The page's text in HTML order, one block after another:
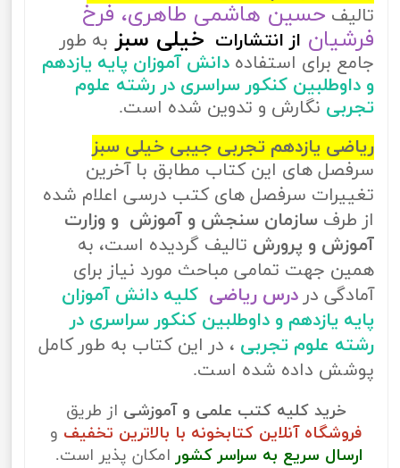
تالیف حسین هاشمی طاهری، فرخ
فرشیان از انتشارات خیلی سبز به طور
جامع برای استفاده دانش آموزان پایه یازدهم
و داوطلبین کنکور سراسری در رشته علوم
تجربی نگارش و تدوین شده است.
ریاضی یازدهم تجربی جیبی خیلی سبز
سرفصل های این کتاب مطابق با آخرین
تغییرات سرفصل های کتب درسی اعلام شده
از طرف سازمان سنجش و آموزش و وزارت
آموزش و پرورش تالیف گردیده است، به
همین جهت تمامی مباحث مورد نیاز برای
آمادگی در درس ریاضی کلیه دانش آموزان
پایه یازدهم و داوطلبین کنکور سراسری در
رشته علوم تجربی ، در این کتاب به طور کامل
پوشش داده شده است.
خرید کلیه کتب علمی و آموزشی از طریق
فروشگاه آنلاین کتابخونه با بالاترین تخفیف و
ارسال سریع به سراسر کشور امکان پذیر است.